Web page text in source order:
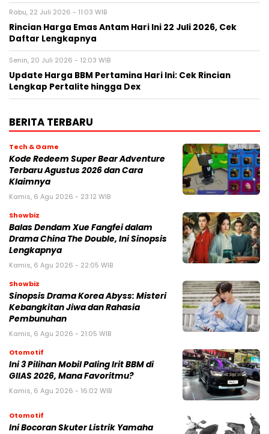
Rabu, 22 Juli 2026 - 11:03 WIB
Rincian Harga Emas Antam Hari Ini 22 Juli 2026, Cek
Daftar Lengkapnya
Senin, 20 Juli 2026 - 12:03 WIB
Update Harga BBM Pertamina Hari Ini: Cek Rincian
Lengkap Pertalite hingga Dex
BERITA TERBARU
Tech & Game
Kode Redeem Super Bear Adventure
Terbaru Agustus 2026 dan Cara
Klaimnya
Kamis, 6 Agu 2026 - 23:12 WIB
Showbiz
Balas Dendam Xue Fangfei dalam
Drama China The Double, Ini Sinopsis
Lengkapnya
Kamis, 6 Agu 2026 - 22:05 WIB
Showbiz
Sinopsis Drama Korea Abyss: Misteri
Kebangkitan Jiwa dan Rahasia
Pembunuhan
Kamis, 6 Agu 2026 - 21:05 WIB
Otomotif
Ini 3 Pilihan Mobil Paling Irit BBM di
GIIAS 2026, Mana Favoritmu?
Kamis, 6 Agu 2026 - 16:02 WIB
Otomotif
Ini Bocoran Skuter Listrik Yamaha